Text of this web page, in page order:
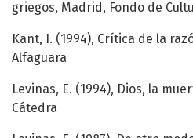
griegos, Madrid, Fondo de
Kant, I. (1994), Crítica de la
Alfaguara
Levinas, E. (1994), Dios, la
Cátedra